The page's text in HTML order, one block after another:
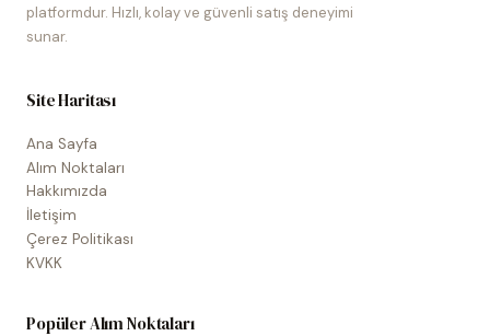
platformdur. Hızlı, kolay ve güvenli satış deneyimi
sunar.
Site Haritası
Ana Sayfa
Alım Noktaları
Hakkımızda
İletişim
Çerez Politikası
KVKK
Popüler Alım Noktaları